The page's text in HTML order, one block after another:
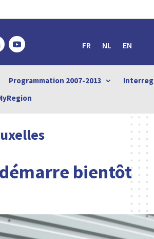
FR NL EN
Programmation 2007-2013 Interreg
bientôt